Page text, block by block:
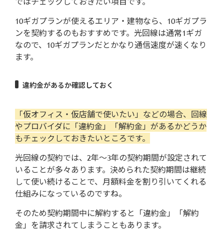
10ギガプランが使えるエリア・建物なら、10ギガプラ
ンを契約するのもおすすめです。光回線は通常1ギガ
なので、10ギガプランだとかなり通信速度が速くなり
ます。
違約金があるか確認しておく
「仮オフィス・仮店舗で使いたい」などの場合、回線
やプロバイダに「違約金」「解約金」があるかどうか
もチェックしておきたいところです。
光回線の契約では、2年～3年の契約期間が設定されて
いることが多々あります。決められた契約期間は継続
して使い続けることで、月額料金を割り引いてくれる
仕組みになっているのですね。
そのため契約期間中に解約すると「違約金」「解約
金」を請求されてしまうこともあります。